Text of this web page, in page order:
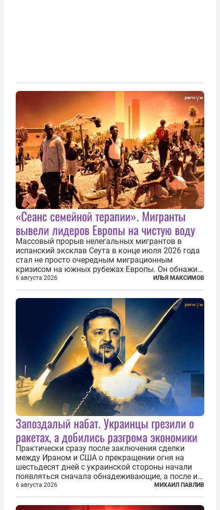
«Сеанс семейной терапии». Мигранты
вывели лидеров Европы на чистую воду
Массовый прорыв нелегальных мигрантов в
испанский эксклав Сеута в конце июля 2026 года
стал не просто очередным миграционным
кризисом на южных рубежах Европы. Он обнажил
фундаментальный раскол внутри Евросоюза,
продемонстрировав, что десятилетиями
выстраивавшаяся миграционная политика ЕС
6 августа 2026 ИЛЬЯ МАКСИМОВ
Запоздалый набат. Украинцы грезили о
ракетах, а добились разгрома экономики
Практически сразу после заключения сделки
между Ираном и США о прекращении огня на
шестьдесят дней с украинской стороны начали
появляться сначала обнадеживающие, а после и
вовсе бравурные заявления про некий «перелом»
в войне. Вероятно, в сознании первых лиц
киевского режима и стоящих за ними...
6 августа 2026 МИХАИЛ ПАВЛИВ